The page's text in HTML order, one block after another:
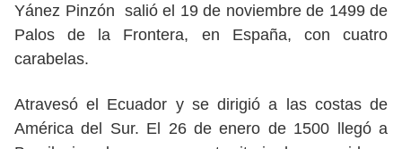
Yánez Pinzón salió el 19 de noviembre de 1499 de
Palos de la Frontera, en España, con cuatro
carabelas.
Atravesó el Ecuador y se dirigió a las costas de
América del Sur. El 26 de enero de 1500 llegó a